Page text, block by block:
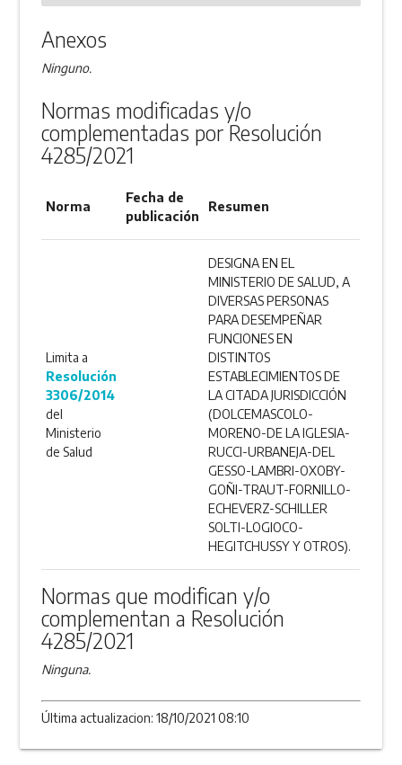
Anexos
Ninguno.
Normas modificadas y/o
complementadas por Resolución
4285/2021
Norma
Fecha de
publicación
Resumen
Limita a
Resolución
3306/2014
del
Ministerio
de Salud
DESIGNA EN EL
MINISTERIO DE SALUD, A
DIVERSAS PERSONAS
PARA DESEMPEÑAR
FUNCIONES EN
DISTINTOS
ESTABLECIMIENTOS DE
LA CITADA JURISDICCIÓN
(DOLCEMASCOLO-
MORENO-DE LA IGLESIA-
RUCCI-URBANEJA-DEL
GESSO-LAMBRI-OXOBY-
GOÑI-TRAUT-FORNILLO-
ECHEVERZ-SCHILLER
SOLTI-LOGIOCO-
HEGITCHUSSY Y OTROS).
Normas que modifican y/o
complementan a Resolución
4285/2021
Ninguna.
Última actualizacion: 18/10/2021 08:10